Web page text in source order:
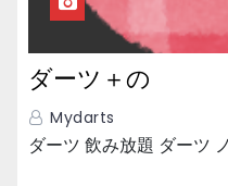
ダーツ＋の
Mydarts
ダーツ 飲み放題 ダーツ